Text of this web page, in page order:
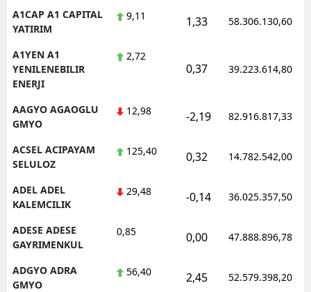
Diyarbakır
Elazığ
Eskişehir
Gümüşhane
Hakkari
A1CAP A1 CAPITAL
YATIRIM
9,11 1,33 58.306.130,60
A1YEN A1
YENILENEBILIR
ENERJI
2,72
0,37 39.223.614,80
AAGYO AGAOGLU
GMYO
12,98 -2,19 82.916.817,33
ACSEL ACIPAYAM
SELULOZ
125,40 0,32 14.782.542,00
ADEL ADEL
KALEMCILIK
29,48 -0,14 36.025.357,50
ADESE ADESE
GAYRIMENKUL
0,85 0,00 47.888.896,78
ADGYO ADRA
GMYO
56,40 2,45 52.579.398,20